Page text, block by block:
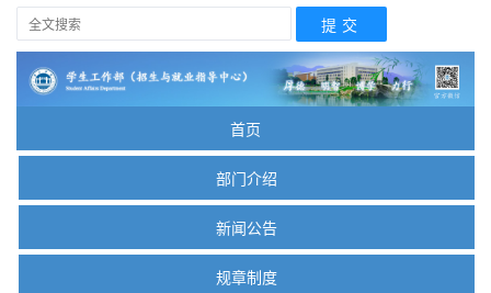
首页
部门介绍
新闻公告
规章制度